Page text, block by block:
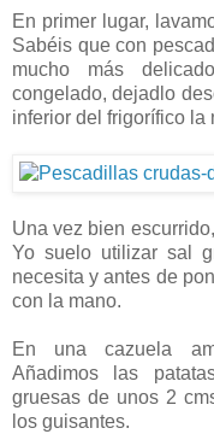
En primer lugar,
Sabéis que con
mucho más
congelado, dejadlo
inferior del frigorífico la
Una vez bien
Yo suelo utilizar sal
necesita y antes de
con la mano.
En una cazuela
Añadimos las
gruesas de unos 2
los guisantes.